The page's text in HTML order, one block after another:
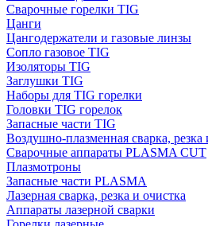
Сварочные горелки TIG
Цанги
Цангодержатели и газовые линзы
Сопло газовое TIG
Изоляторы TIG
Заглушки TIG
Наборы для TIG горелки
Головки TIG горелок
Запасные части TIG
Воздушно-плазменная сварка, резка
Сварочные аппараты PLASMA CUT
Плазмотроны
Запасные части PLASMA
Лазерная сварка, резка и очистка
Аппараты лазерной сварки